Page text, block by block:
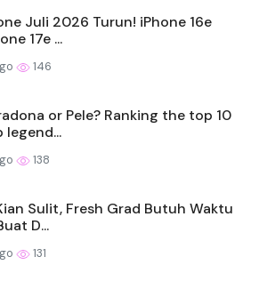
Juli 2026 Turun! iPhone 16e
17e ...
146
or Pele? Ranking the top 10
legend...
138
Sulit, Fresh Grad Butuh Waktu
D...
131